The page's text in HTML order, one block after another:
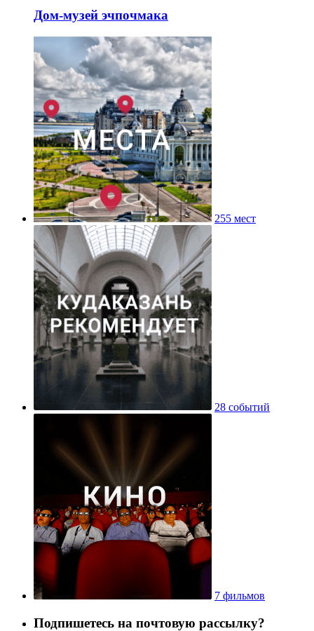
Дом-музей эчпочмака
255 мест
28 событий
7 фильмов
Подпишетесь на почтовую рассылку?